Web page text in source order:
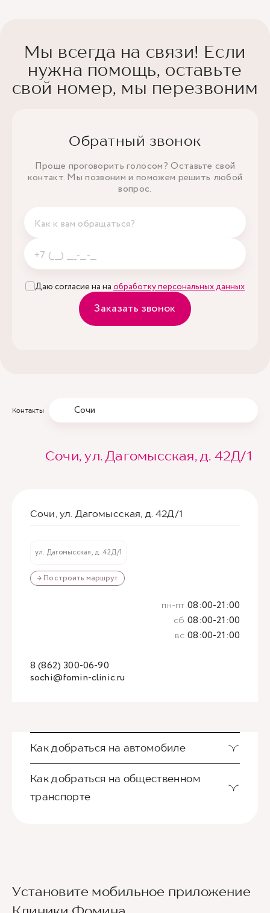
Мы всегда на связи! Если
нужна помощь, оставьте
свой номер, мы перезвоним
Обратный звонок
Проще проговорить голосом? Оставьте свой
контакт. Мы позвоним и поможем решить любой
вопрос.
Даю согласие на на обработку персональных данных
Заказать звонок
Контакты Сочи
Сочи, ул. Дагомысская, д. 42Д/1
Сочи, ул. Дагомысская, д. 42Д/1
ул. Дагомысская, д. 42Д/1
→ Построить маршрут
sochi@fomin-clinic.ru
8 (862) 300-06-90
пн-пт 08:00-21:00
сб 08:00-21:00
вс 08:00-21:00
Как добраться на автомобиле
Как добраться на общественном
транспорте
Из международного аэропорта Сочи до клиники
можно добраться на такси или
Установите мобильное приложение